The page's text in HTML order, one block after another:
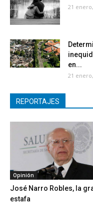
21
en...
21
REPORTAJES
Opinión
José Narro Robles, la
estafa